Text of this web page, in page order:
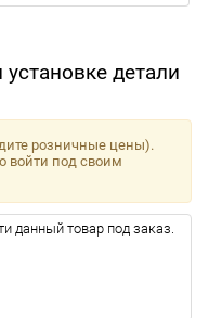
детали
розничные цены).
войти под своим
данный товар под заказ.